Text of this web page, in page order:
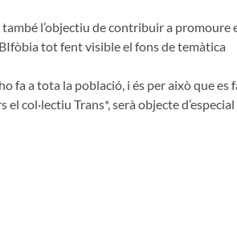
l’objectiu de contribuir a promoure
tot fent visible el fons de temàtica
fa a tota la població, i és per això que es
col·lectiu Trans*, serà objecte d’especial